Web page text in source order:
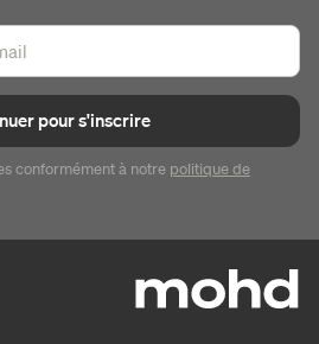
pour s'inscrire
conformément à notre politique de